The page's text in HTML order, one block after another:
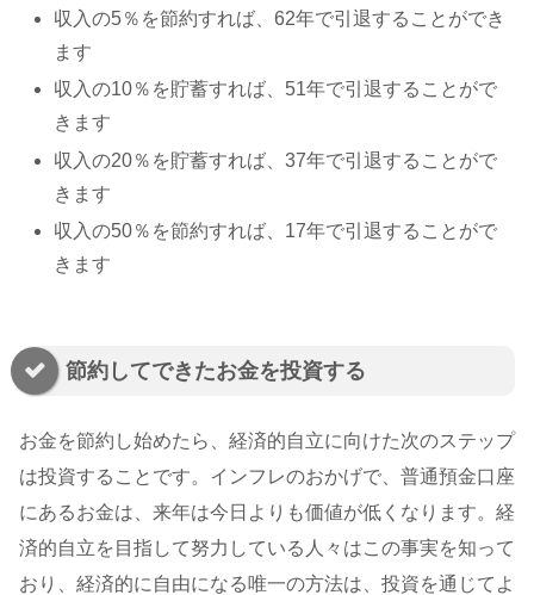
収入の5％を節約すれば、62年で引退することができ
ます
収入の10％を貯蓄すれば、51年で引退することがで
きます
収入の20％を貯蓄すれば、37年で引退することがで
きます
収入の50％を節約すれば、17年で引退することがで
きます
節約してできたお金を投資する
お金を節約し始めたら、経済的自立に向けた次のステップ
は投資することです。インフレのおかげで、普通預金口座
にあるお金は、来年は今日よりも価値が低くなります。経
済的自立を目指して努力している人々はこの事実を知って
おり、経済的に自由になる唯一の方法は、投資を通じてよ